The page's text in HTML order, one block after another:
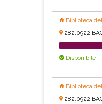
Biblioteca
282.0922
Disponibile
Biblioteca
282.0922